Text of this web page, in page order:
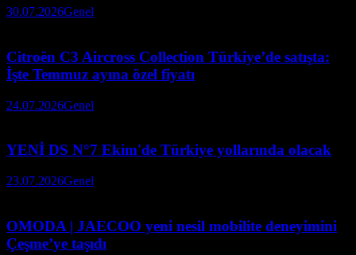
30.07.2026Genel
Citroën C3 Aircross Collection Türkiye’de satışta:
İşte Temmuz ayına özel fiyatı
24.07.2026Genel
YENİ DS N°7 Ekim'de Türkiye yollarında olacak
23.07.2026Genel
OMODA | JAECOO yeni nesil mobilite deneyimini
Çeşme’ye taşıdı